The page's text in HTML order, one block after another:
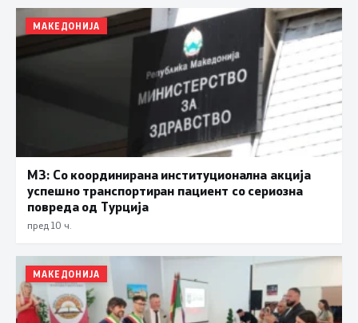
МАКЕДОНИЈА
МЗ: Со координирана институционална акција
успешно транспортиран пациент со сериозна
повреда од Турција
пред 10 ч.
МАКЕДОНИЈА